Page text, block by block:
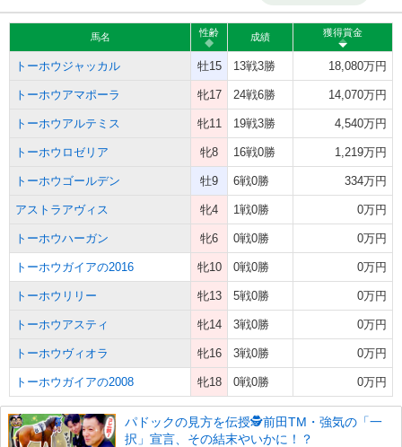
馬名 性齢 成績 獲得賞金
トーホウジャッカル 牡15 13戦3勝 18,080万円
トーホウアマポーラ 牝17 24戦6勝 14,070万円
トーホウアルテミス 牝11 19戦3勝 4,540万円
トーホウロゼリア 牝8 16戦0勝 1,219万円
トーホウゴールデン 牡9 6戦0勝 334万円
アストラアヴィス 牝4 1戦0勝 0万円
トーホウハーガン 牝6 0戦0勝 0万円
トーホウガイアの2016 牝10 0戦0勝 0万円
トーホウリリー 牝13 5戦0勝 0万円
トーホウアスティ 牝14 3戦0勝 0万円
トーホウヴィオラ 牝16 3戦0勝 0万円
トーホウガイアの2008 牝18 0戦0勝 0万円
パドックの見方を伝授🕵前田TM・強気の「一
択」宣言、その結末やいかに！？